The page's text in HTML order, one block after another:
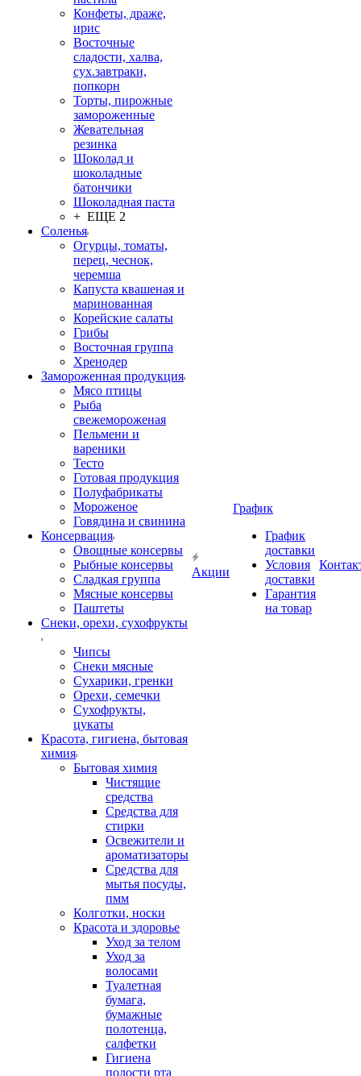
Конфеты, драже,
ирис
Восточные
сладости, халва,
сух.завтраки,
попкорн
Торты, пирожные
замороженные
Жевательная
резинка
Шоколад и
шоколадные
батончики
Шоколадная паста
+ ЕЩЕ 2
Соленья
Огурцы, томаты,
перец, чеснок,
черемша
Капуста квашеная и
маринованная
Корейские салаты
Грибы
Восточная группа
Хренодер
Замороженная продукция
Мясо птицы
Рыба
свежемороженая
Пельмени и
вареники
Тесто
Готовая продукция
Полуфабрикаты
Мороженое
Говядина и свинина
Консервация
Овощные консервы
Рыбные консервы
Сладкая группа
Мясные консервы
Паштеты
Снеки, орехи, сухофрукты
Чипсы
Снеки мясные
Сухарики, гренки
Орехи, семечки
Сухофрукты,
цукаты
Красота, гигиена, бытовая
химия
Бытовая химия
Чистящие
средства
Средства для
стирки
Освежители и
ароматизаторы
Средства для
мытья посуды,
пмм
Колготки, носки
Красота и здоровье
Уход за телом
Уход за
волосами
Туалетная
бумага,
бумажные
полотенца,
салфетки
Гигиена
полости рта
Акции
График
График
доставки
Условия
доставки
Гарантия
на товар